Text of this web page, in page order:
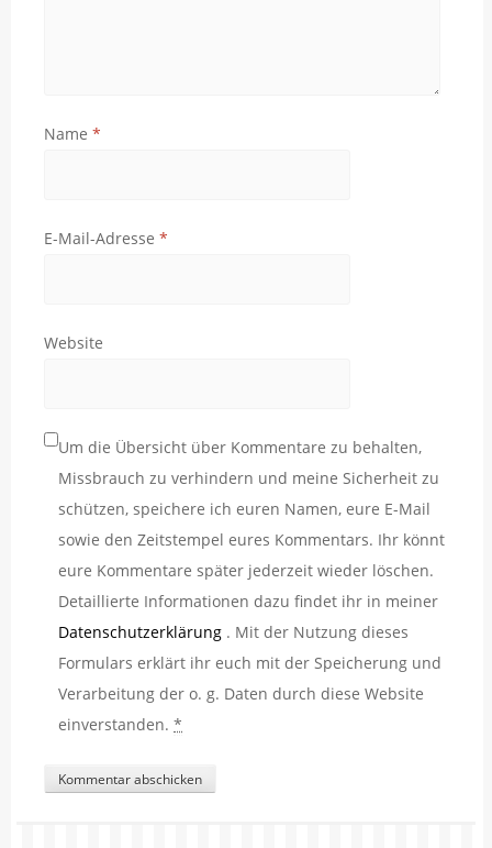
Name *
E-Mail-Adresse *
Website
Um die Übersicht über Kommentare zu behalten,
Missbrauch zu verhindern und meine Sicherheit zu
schützen, speichere ich euren Namen, eure E-Mail
sowie den Zeitstempel eures Kommentars. Ihr könnt
eure Kommentare später jederzeit wieder löschen.
Detaillierte Informationen dazu findet ihr in meiner
Datenschutzerklärung . Mit der Nutzung dieses
Formulars erklärt ihr euch mit der Speicherung und
Verarbeitung der o. g. Daten durch diese Website
einverstanden. *